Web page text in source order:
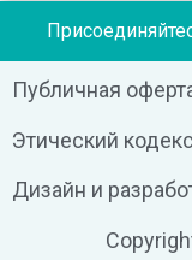
Публичная
Этический кодекс
Дизайн и